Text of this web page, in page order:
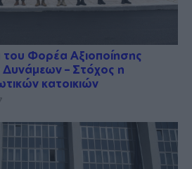
του Φορέα Αξιοποίησης
– Στόχος η
κατοικιών